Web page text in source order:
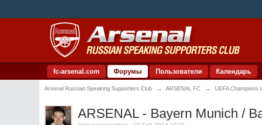
fc-arsenal.com Форумы Пользователи Календарь
Arsenal Russian Speaking Supporters Club → ARSENAL FC → UEFA Champions
ARSENAL - Bayern Munich /